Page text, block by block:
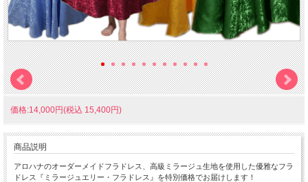
価格:14,000円(税込 15,400円)
商品説明
アロハナのオーダーメイドフラドレス、高級ミラージュ生地を使用した優雅なフラ
ドレス『ミラージュエリー・フラドレス』を特別価格でお届けします！